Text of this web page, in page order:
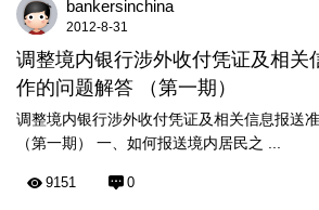
bankersinchina
2012-8-31
调整境内银行涉外收付凭证及相关
作的问题解答 （第一期）
调整境内银行涉外收付凭证及相关信息报送
（第一期） 一、如何报送境内居民之 ...
9151 0